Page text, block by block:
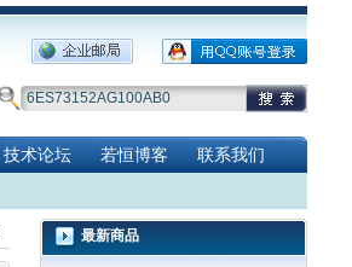
技术论坛 若恒博客 联系我们
最新商品